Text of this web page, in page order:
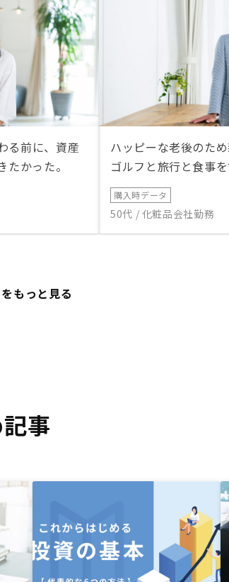
、
け
掲
？
る前に、資産
かった。
ハッピーな老後のた
ゴルフと旅行と食事
購入時データ
50代 / 化粧品会社勤務
もっと見る
事